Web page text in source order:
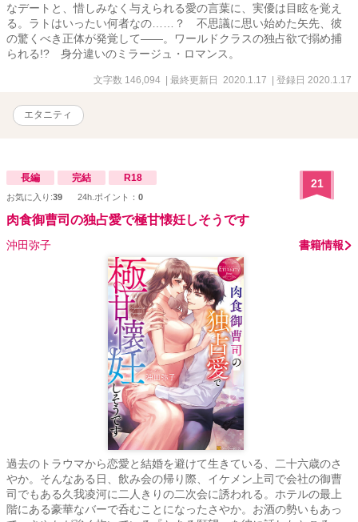
なデートと、惜しみなく与えられる愛の言葉に、実優は目眩を覚え
る。ラトはいったい何者なの……？ 不思議に思い始めた矢先、彼
の驚くべき正体が発覚して――。ワールドクラスの独占欲で搦め捕
られる!? 身分違いのミラージュ・ロマンス。
文字数 146,094 | 最終更新日 2020.1.17 | 登録日 2020.1.17
エタニティ
長編 完結 R18
お気に入り:39 24h.ポイント： 0
21
肉食御曹司の独占愛で極甘懐妊しそうです
沖田弥子 書籍情報
過去のトラウマから恋愛と結婚を避けて生きている、二十六歳のさ
やか。そんなある日、飲み会の帰り際、イケメン上司で会社の御曹
司でもある久我凌河に二人きりの二次会に誘われる。ホテルの最上
階にある豪華なバーで呑むことになったさやか。お酒の勢いもあっ